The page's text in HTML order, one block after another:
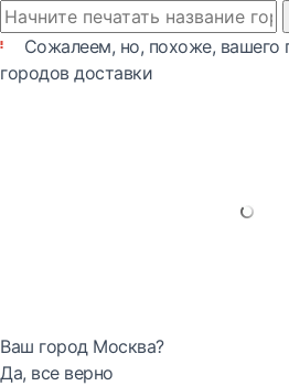
Сожалеем, но, похоже, вашего
городов доставки
Ваш город Москва?
Да, все верно